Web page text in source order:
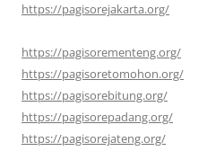
https://pagisorejakarta.org/
https://pagisorementeng.org/
https://pagisoretomohon.org/
https://pagisorebitung.org/
https://pagisorepadang.org/
https://pagisorejateng.org/